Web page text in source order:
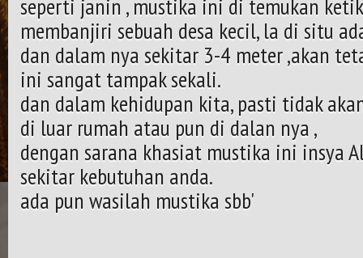
seperti janin , mustika ini di temukan
membanjiri sebuah desa kecil, la di situ
dan dalam nya sekitar 3-4 meter ,akan
ini sangat tampak sekali.
dan dalam kehidupan kita, pasti tidak
di luar rumah atau pun di dalan nya ,
dengan sarana khasiat mustika ini insya
sekitar kebutuhan anda.
ada pun wasilah mustika sbb'